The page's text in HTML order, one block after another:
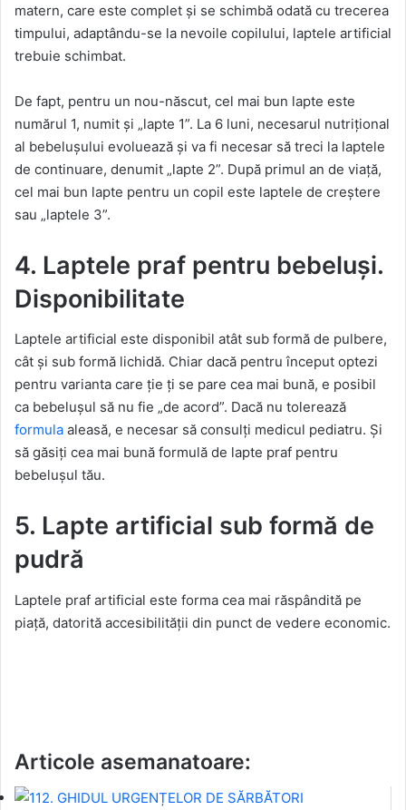
matern, care este complet și se schimbă odată cu trecerea
timpului, adaptându-se la nevoile copilului, laptele artificial
trebuie schimbat.
De fapt, pentru un nou-născut, cel mai bun lapte este
numărul 1, numit și „lapte 1”. La 6 luni, necesarul nutrițional
al bebelușului evoluează și va fi necesar să treci la laptele
de continuare, denumit „lapte 2”. După primul an de viață,
cel mai bun lapte pentru un copil este laptele de creștere
sau „laptele 3”.
4. Laptele praf pentru bebeluși.
Disponibilitate
Laptele artificial este disponibil atât sub formă de pulbere,
cât și sub formă lichidă. Chiar dacă pentru început optezi
pentru varianta care ție ți se pare cea mai bună, e posibil
ca bebelușul să nu fie „de acord”. Dacă nu tolerează
formula aleasă, e necesar să consulți medicul pediatru. Și
să găsiți cea mai bună formulă de lapte praf pentru
bebelușul tău.
5. Lapte artificial sub formă de
pudră
Laptele praf artificial este forma cea mai răspândită pe
piață, datorită accesibilității din punct de vedere economic.
Articole asemanatoare: